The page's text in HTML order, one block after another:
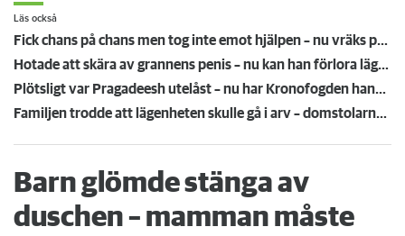
Läs också
Fick chans på chans men tog inte emot hjälpen – nu vräks paret: ”Tragiskt"
Hotade att skära av grannens penis – nu kan han förlora lägenheten
Plötsligt var Pragadeesh utelåst – nu har Kronofogden hans möbler
Familjen trodde att lägenheten skulle gå i arv – domstolarna sa nej
Barn glömde stänga av
duschen – mamman måste